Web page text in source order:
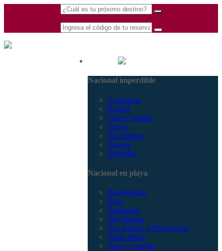
Nacional imperdible
Amazonas
Bogotá
Caño Cristales
Chocó
Eje cafetero
Guajira
Medellín
Nacional en playa
Barranquilla
Barú
Cartagena
Isla Múcura
San Andrés y Providencia
Santa Marta
Tolú y coveñas